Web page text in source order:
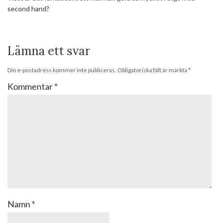
second hand?
Lämna ett svar
Din e-postadress kommer inte publiceras. Obligatoriska fält är märkta *
Kommentar*
Namn *